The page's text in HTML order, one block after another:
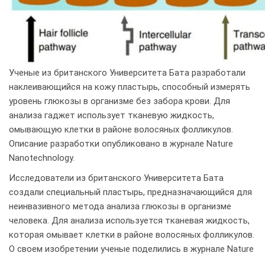
Ученые из британского Университета Бата разработали
наклеивающийся на кожу пластырь, способный измерять
уровень глюкозы в организме без забора крови. Для
анализа гаджет использует тканевую жидкость,
омывающую клетки в районе волосяных фолликулов.
Описание разработки опубликовано в журнале Nature
Nanotechnology.
Исследователи из британского Университета Бата
создали специальный пластырь, предназначающийся для
неинвазивного метода анализа глюкозы в организме
человека. Для анализа используется тканевая жидкость,
которая омывает клетки в районе волосяных фолликулов.
О своем изобретении ученые поделились в журнале Nature